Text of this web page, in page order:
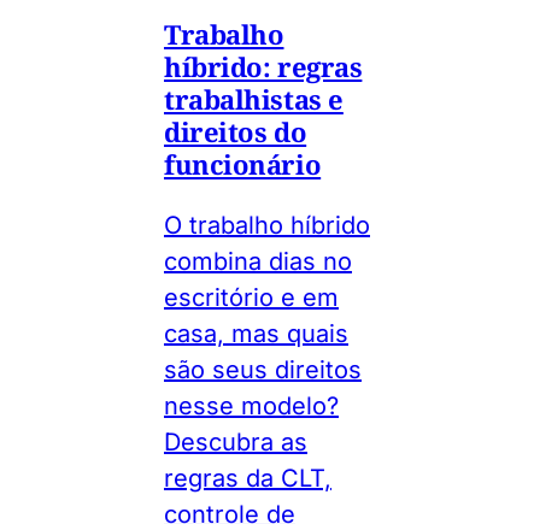
Trabalho
híbrido: regras
trabalhistas e
direitos do
funcionário
O trabalho híbrido
combina dias no
escritório e em
casa, mas quais
são seus direitos
nesse modelo?
Descubra as
regras da CLT,
controle de